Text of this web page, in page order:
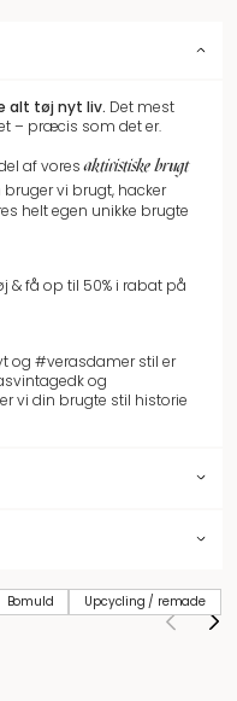
alt tøj nyt liv. Det mest
– præcis som det er.
af voresaktivistiske brugt
vi brugt, hacker
helt egen unikke brugte
& få op til 50% i rabat på
og #verasdamer stil er
og
vi din brugte stil historie
Bomuld Upcycling / remade